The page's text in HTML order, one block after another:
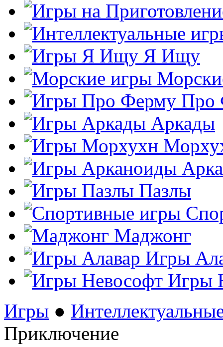
Я Ищу
Про
Аркады
Пазлы
Маджонг
Игры
Игры
Игры ●
Приключение